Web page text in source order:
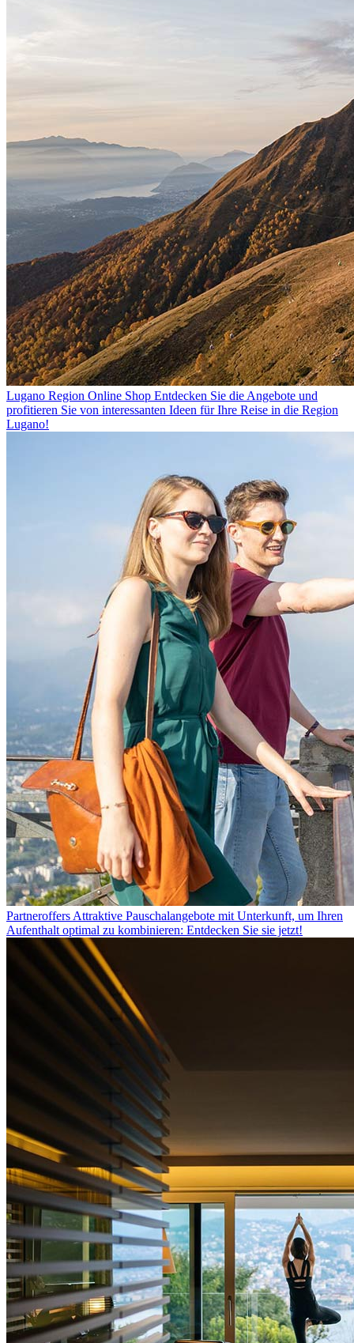
Lugano Region Online Shop Entdecken Sie die Angebote und
profitieren Sie von interessanten Ideen für Ihre Reise in die Region
Lugano!
Partneroffers Attraktive Pauschalangebote mit Unterkunft, um Ihren
Aufenthalt optimal zu kombinieren: Entdecken Sie sie jetzt!